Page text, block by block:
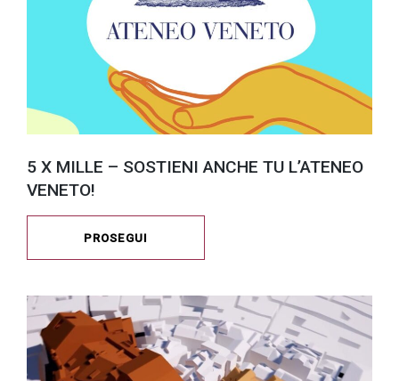
5 X MILLE – SOSTIENI ANCHE TU L’ATENEO
VENETO!
PROSEGUI